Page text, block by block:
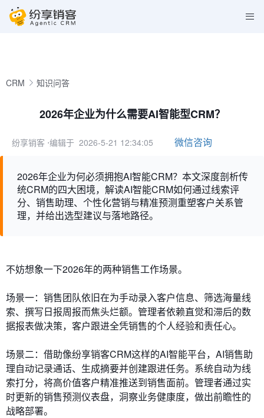
CRM 知识问答
2026年企业为什么需要AI智能型CRM？
纷享销客 ⋅编辑于 2026-5-21 12:34:05 微信咨询
2026年企业为何必须拥抱AI智能CRM？本文深度剖析传
统CRM的四大困境，解读AI智能CRM如何通过线索评
分、销售助理、个性化营销与精准预测重塑客户关系管
理，并给出选型建议与落地路径。
不妨想象一下2026年的两种销售工作场景。
场景一：销售团队依旧在为手动录入客户信息、筛选海量线
索、撰写日报周报而焦头烂额。管理者依赖直觉和滞后的数
据报表做决策，客户跟进全凭销售的个人经验和责任心。
场景二：借助像纷享销客CRM这样的AI智能平台，AI销售助
理自动记录通话、生成摘要并创建跟进任务。系统自动为线
索打分，将高价值客户精准推送到销售面前。管理者通过实
时更新的销售预测仪表盘，洞察业务健康度，做出前瞻性的
战略部署。